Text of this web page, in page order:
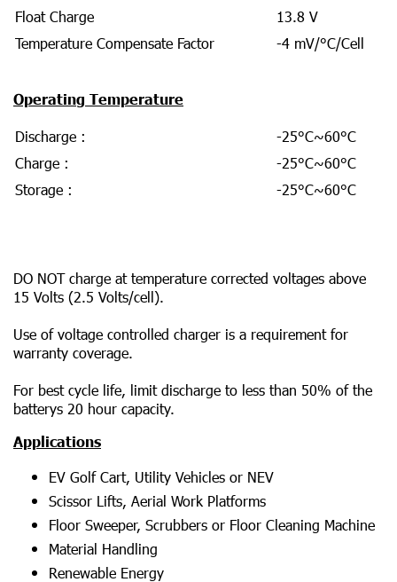
Float Charge
13.8 V
Temperature Compensate Factor
-4 mV/°C/Cell
Operating Temperature
Discharge :
-25°C~60°C
Charge :
-25°C~60°C
Storage :
-25°C~60°C
DO NOT charge at temperature corrected voltages above
15 Volts (2.5 Volts/cell).
Use of voltage controlled charger is a requirement for
warranty coverage.
For best cycle life, limit discharge to less than 50% of the
batterys 20 hour capacity.
Applications
EV Golf Cart, Utility Vehicles or NEV
Scissor Lifts, Aerial Work Platforms
Floor Sweeper, Scrubbers or Floor Cleaning Machine
Material Handling
Renewable Energy